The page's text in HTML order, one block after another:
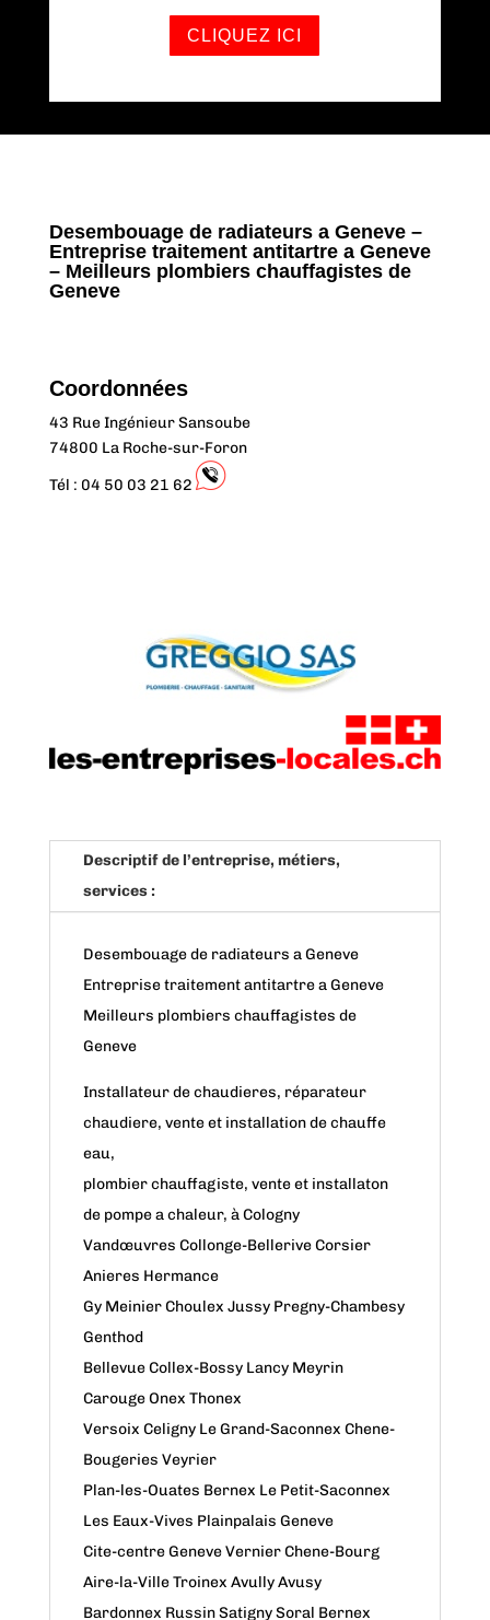
CLIQUEZ ICI
Desembouage de radiateurs a Geneve –
Entreprise traitement antitartre a Geneve
– Meilleurs plombiers chauffagistes de
Geneve
Coordonnées
43 Rue Ingénieur Sansoube
74800 La Roche-sur-Foron
Tél : 04 50 03 21 62
Descriptif de l’entreprise, métiers,
services :
Desembouage de radiateurs a Geneve
Entreprise traitement antitartre a Geneve
Meilleurs plombiers chauffagistes de
Geneve
Installateur de chaudieres, réparateur
chaudiere, vente et installation de chauffe
eau,
plombier chauffagiste, vente et installaton
de pompe a chaleur, à Cologny
Vandœuvres Collonge-Bellerive Corsier
Anieres Hermance
Gy Meinier Choulex Jussy Pregny-Chambesy
Genthod
Bellevue Collex-Bossy Lancy Meyrin
Carouge Onex Thonex
Versoix Celigny Le Grand-Saconnex Chene-
Bougeries Veyrier
Plan-les-Ouates Bernex Le Petit-Saconnex
Les Eaux-Vives Plainpalais Geneve
Cite-centre Geneve Vernier Chene-Bourg
Aire-la-Ville Troinex Avully Avusy
Bardonnex Russin Satigny Soral Bernex